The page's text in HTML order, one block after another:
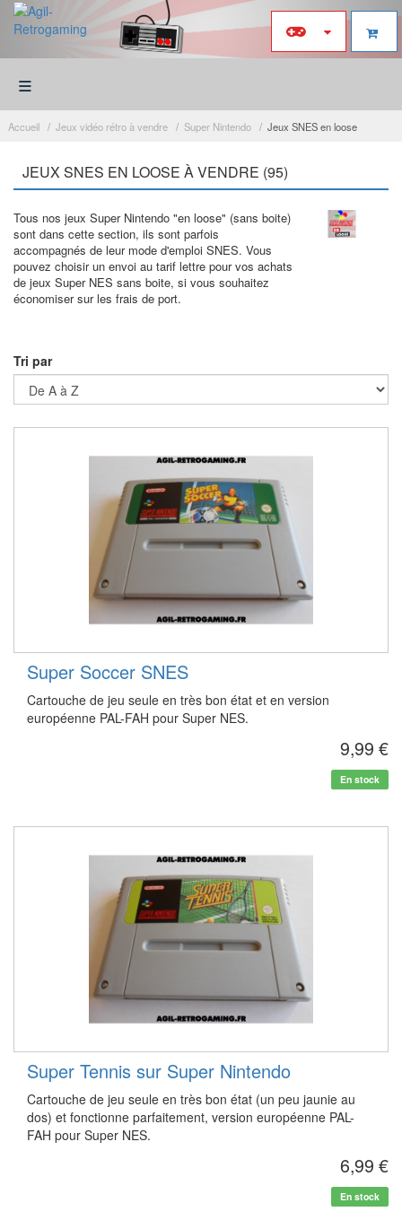
≡
Accueil Jeux vidéo rétro à vendre Super Nintendo Jeux SNES en loose
JEUX SNES EN LOOSE À VENDRE (95)
Tous nos jeux Super Nintendo "en loose" (sans boite)
sont dans cette section, ils sont parfois
accompagnés de leur mode d'emploi SNES. Vous
pouvez choisir un envoi au tarif lettre pour vos achats
de jeux Super NES sans boite, si vous souhaitez
économiser sur les frais de port.
Tri par
Super Soccer SNES
Cartouche de jeu seule en très bon état et en version
européenne PAL-FAH pour Super NES.
9,99 €
En stock
Super Tennis sur Super Nintendo
Cartouche de jeu seule en très bon état (un peu jaunie au
dos) et fonctionne parfaitement, version européenne PAL-
FAH pour Super NES.
6,99 €
En stock